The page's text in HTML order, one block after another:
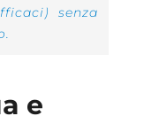
senza
e